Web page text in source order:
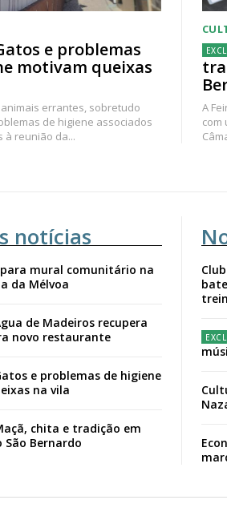
e problemas
motivam queixas
errantes, sobretudo
de higiene associados
à reunião da...
A
com
notícias
mural comunitário na
da Mélvoa
de Madeiros recupera
novo restaurante
e problemas de higiene
na vila
chita e tradição em
São Bernardo